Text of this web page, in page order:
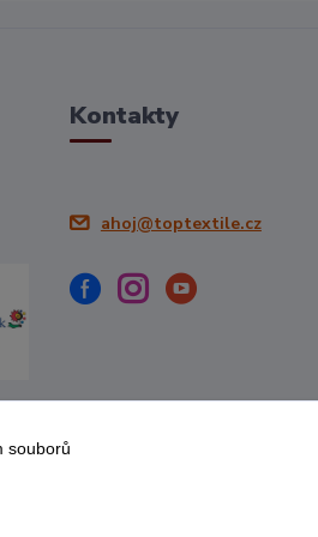
Kontakty
ahoj@toptextile.cz
souborů